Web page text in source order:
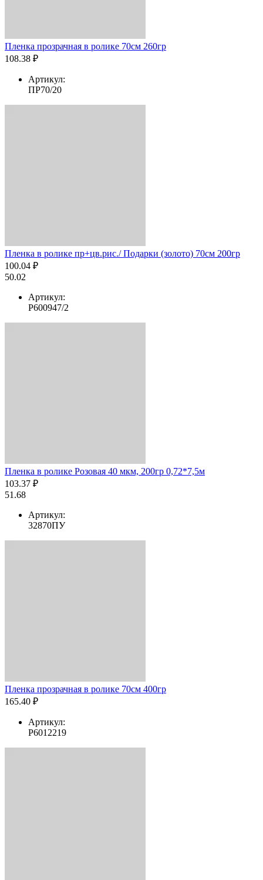
Пленка прозрачная в ролике 70см 260гр
108.38 ₽
Артикул:
ПР70/20
Пленка в ролике пр+цв.рис./ Подарки (золото) 70см 200гр
100.04 ₽
50.02
Артикул:
Р600947/2
Пленка в ролике Розовая 40 мкм, 200гр 0,72*7,5м
103.37 ₽
51.68
Артикул:
32870ПУ
Пленка прозрачная в ролике 70см 400гр
165.40 ₽
Артикул:
Р6012219